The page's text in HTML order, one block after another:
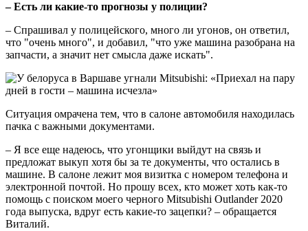
– Есть ли какие-то прогнозы у полиции?
– Спрашивал у полицейского, много ли угонов, он ответил,
что "очень много", и добавил, "что уже машина разобрана на
запчасти, а значит нет смысла даже искать".
Ситуация омрачена тем, что в салоне автомобиля находилась
пачка с важными документами.
– Я все еще надеюсь, что угонщики выйдут на связь и
предложат выкуп хотя бы за те документы, что остались в
машине. В салоне лежит моя визитка с номером телефона и
электронной почтой. Но прошу всех, кто может хоть как-то
помощь с поиском моего черного Mitsubishi Outlander 2020
года выпуска, вдруг есть какие-то зацепки? – обращается
Виталий.